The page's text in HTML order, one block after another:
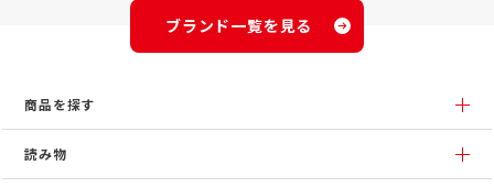
ブランド一覧を見る
商品を探す
読み物